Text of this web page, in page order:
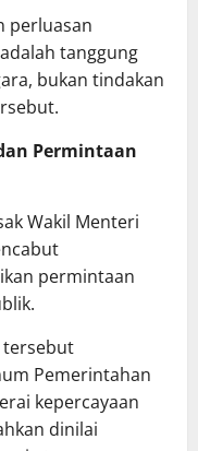
perluasan
tanggung
bukan tindakan
Permintaan
Wakil Menteri
permintaan
tersebut
Pemerintahan
kepercayaan
dinilai